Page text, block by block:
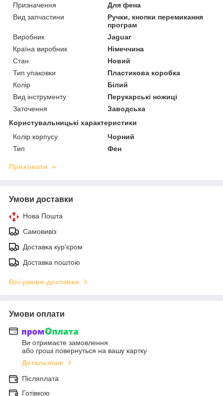
Призначення
Для фена
Вид запчастини
Ручки, кнопки перемикання
програм
Виробник
Jaguar
Країна виробник
Німеччина
Стан
Новий
Тип упаковки
Пластикова коробка
Колір
Білий
Вид інструменту
Перукарські ножиці
Заточення
Заводська
Користувальницькі характеристики
Колір корпусу
Чорний
Тип
Фен
Приховати
Умови доставки
Нова Пошта
Самовивіз
Доставка кур'єром
Доставка поштою
Всі умови доставки
Умови оплати
Ви отримаєте замовлення
або гроші повернуться на вашу картку
Детальніше
Післяплата
Готівкою